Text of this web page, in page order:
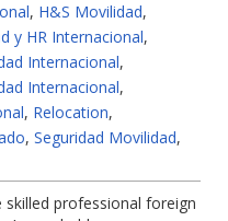
, H&S Movilidad,
y HR Internacional,
Internacional,
Internacional,
, Relocation,
, Seguridad Movilidad,
professional foreign